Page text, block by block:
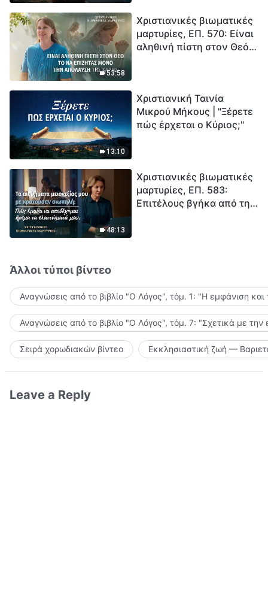
εξαφάνισης». Οι
καταστροφές χτυπούν.
Ξεκινά η αντίστροφη
53:58
Χριστιανικές βιωματικές
μαρτυρίες, ΕΠ. 570: Είναι
αληθινή πίστη στον Θεό
13:10
Χριστιανική Ταινία
Μικρού Μήκους | "Ξέρετε
πώς έρχεται ο Κύριος;"
48:13
Χριστιανικές βιωματικές
μαρτυρίες, ΕΠ. 583:
Επιτέλους βγήκα από τη
Άλλοι τύποι βίντεο
Αναγνώσεις από το βιβλίο "Ο Λόγος", τόμ. 1: "Η εμφάνιση
Αναγνώσεις από το βιβλίο "Ο Λόγος", τόμ. 7: "Σχετικά με την
Σειρά χορωδιακών βίντεο Εκκλησιαστική ζωή —
Leave a Reply